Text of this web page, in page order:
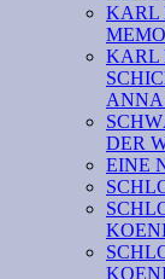
KARL
KARL
ANNA
DER
EINE